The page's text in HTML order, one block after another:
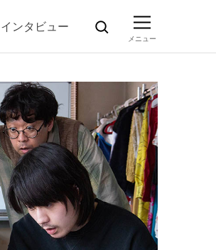
インタビュー